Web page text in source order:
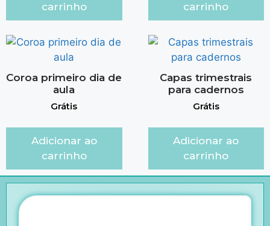
carrinho
carrinho
Coroa primeiro dia de
aula
Grátis
Adicionar ao
carrinho
Capas trimestrais
para cadernos
Grátis
Adicionar ao
carrinho